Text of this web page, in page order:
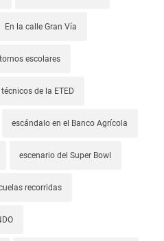
En la calle Gran Vía
escolares
de la ETED
escándalo en el Banco Agrícola
escenario del Super Bowl
recorridas